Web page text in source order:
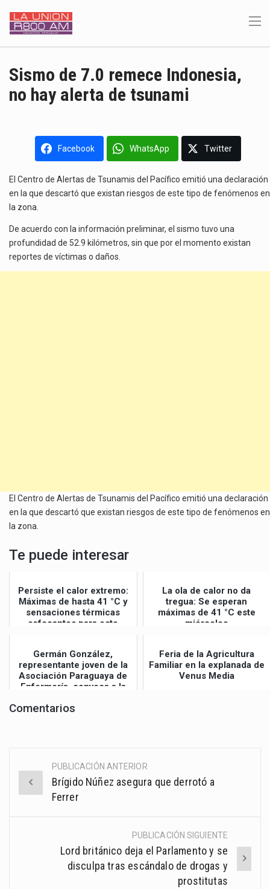
Sismo de 7.0 remece Indonesia,
no hay alerta de tsunami
Facebook WhatsApp Twitter
El Centro de Alertas de Tsunamis del Pacífico emitió una declaración
en la que descartó que existan riesgos de este tipo de fenómenos en
la zona.
De acuerdo con la información preliminar, el sismo tuvo una
profundidad de 52.9 kilómetros, sin que por el momento existan
reportes de víctimas o daños.
El Centro de Alertas de Tsunamis del Pacífico emitió una declaración
en la que descartó que existan riesgos de este tipo de fenómenos en
la zona.
Te puede interesar
Persiste el calor extremo:
Máximas de hasta 41 °C y
sensaciones térmicas
sofocantes para este
La ola de calor no da
tregua: Se esperan
máximas de 41 °C este
miércoles
Germán González,
representante joven de la
Asociación Paraguaya de
Enfermería, convoca a la
Feria de la Agricultura
Familiar en la explanada de
Venus Media
Comentarios
Post
navigation
PUBLICACIÓN ANTERIOR
Brígido Núñez asegura que derrotó a
Ferrer
PUBLICACIÓN SIGUIENTE
Lord británico deja el Parlamento y se
disculpa tras escándalo de drogas y
prostitutas